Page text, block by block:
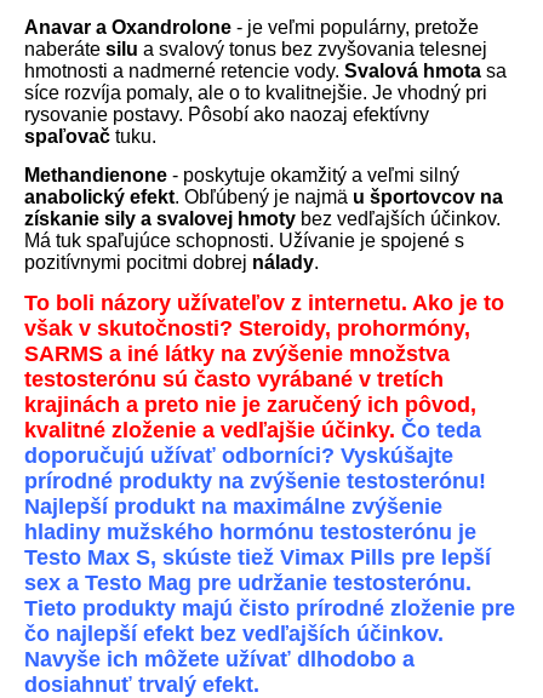
Anavar a Oxandrolone - je veľmi populárny, pretože
naberáte silu a svalový tonus bez zvyšovania telesnej
hmotnosti a nadmerné retencie vody. Svalová hmota sa
síce rozvíja pomaly, ale o to kvalitnejšie. Je vhodný pri
rysovanie postavy. Pôsobí ako naozaj efektívny
spaľovač tuku.
Methandienone - poskytuje okamžitý a veľmi silný
anabolický efekt. Obľúbený je najmä u športovcov na
získanie sily a svalovej hmoty bez vedľajších účinkov.
Má tuk spaľujúce schopnosti. Užívanie je spojené s
pozitívnymi pocitmi dobrej nálady.
To boli názory užívateľov z internetu. Ako je to
však v skutočnosti? Steroidy, prohormóny,
SARMS a iné látky na zvýšenie množstva
testosterónu sú často vyrábané v tretích
krajinách a preto nie je zaručený ich pôvod,
kvalitné zloženie a vedľajšie účinky. Čo teda
doporučujú užívať odborníci? Vyskúšajte
prírodné produkty na zvýšenie testosterónu!
Najlepší produkt na maximálne zvýšenie
hladiny mužského hormónu testosterónu je
Testo Max S, skúste tiež Vimax Pills pre lepší
sex a Testo Mag pre udržanie testosterónu.
Tieto produkty majú čisto prírodné zloženie pre
čo najlepší efekt bez vedľajších účinkov.
Navyše ich môžete užívať dlhodobo a
dosiahnuť trvalý efekt.